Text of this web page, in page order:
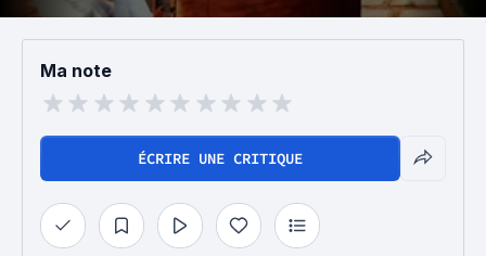
Ma note
ÉCRIRE UNE CRITIQUE